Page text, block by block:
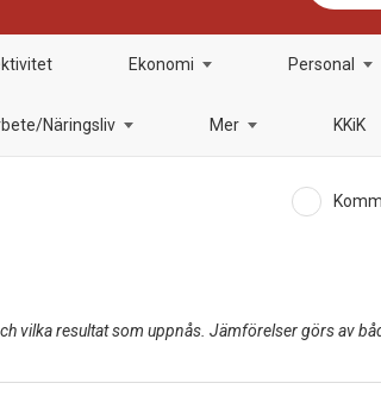
Ekonomi Personal
Näringsliv Mer KKiK
vilka resultat som uppnås. Jämförelser görs av